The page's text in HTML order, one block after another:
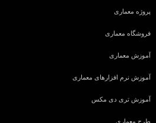
پروژه معماری
فروشگاه معماری
آموزش معماری
آموزش نرم افزارهای معماری
آموزش تری دی مکس
طرح معماری